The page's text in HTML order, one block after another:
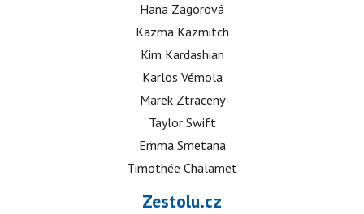
Hana Zagorová
Kazma Kazmitch
Kim Kardashian
Karlos Vémola
Marek Ztracený
Taylor Swift
Emma Smetana
Timothée Chalamet
Zestolu.cz